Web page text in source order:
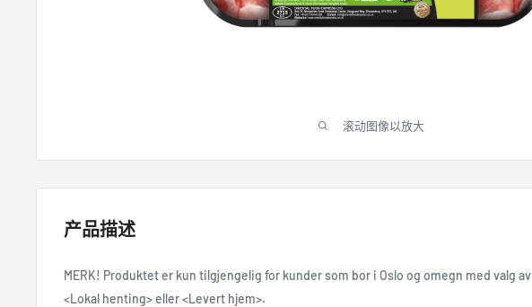
滚动图像以放大
产品描述
MERK! Produktet er kun tilgjengelig for kunder som bor i Oslo og omegn med valg av
<Lokal henting> eller <Levert hjem>.